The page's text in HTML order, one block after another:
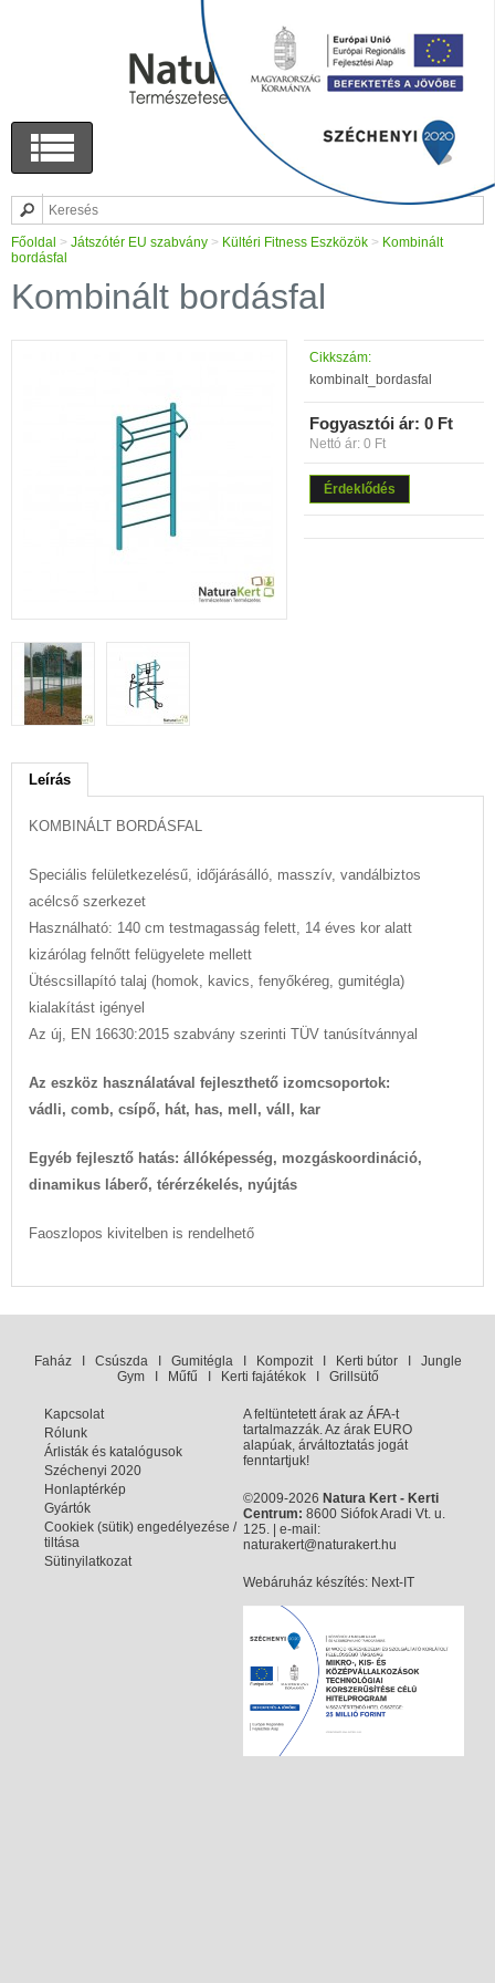
Főoldal > Játszótér EU szabvány > Kültéri Fitness Eszközök > Kombinált
bordásfal
Kombinált bordásfal
Cikkszám:
kombinalt_bordasfal
Fogyasztói ár: 0 Ft
Nettó ár: 0 Ft
Érdeklődés
Leírás
KOMBINÁLT BORDÁSFAL
Speciális felületkezelésű, időjárásálló, masszív, vandálbiztos
acélcső szerkezet
Használható: 140 cm testmagasság felett, 14 éves kor alatt
kizárólag felnőtt felügyelete mellett
Ütéscsillapító talaj (homok, kavics, fenyőkéreg, gumitégla)
kialakítást igényel
Az új, EN 16630:2015 szabvány szerinti TÜV tanúsítvánnyal
Az eszköz használatával fejleszthető izomcsoportok:
vádli, comb, csípő, hát, has, mell, váll, kar
Egyéb fejlesztő hatás: állóképesség, mozgáskoordináció,
dinamikus láberő, térérzékelés, nyújtás
Faoszlopos kivitelben is rendelhető
FaházI CsúszdaI GumitéglaI KompozitI Kerti bútorI Jungle
GymI Műfű Kerti fajátékokI Grillsütő
Kapcsolat
Rólunk
Árlisták és katalógusok
Széchenyi 2020
Honlaptérkép
Gyártók
Cookiek (sütik) engedélyezése /
tiltása
Sütinyilatkozat
A feltüntetett árak az ÁFA-t
tartalmazzák. Az árak EURO
alapúak, árváltoztatás jogát
fenntartjuk!
©2009-2026 Natura Kert - Kerti
Centrum: 8600 Siófok Aradi Vt. u.
125. | e-mail:
naturakert@naturakert.hu
Webáruház készítés: Next-IT